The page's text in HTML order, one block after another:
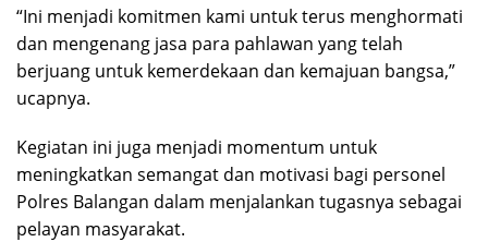
“Ini menjadi komitmen kami untuk terus menghormati
dan mengenang jasa para pahlawan yang telah
berjuang untuk kemerdekaan dan kemajuan bangsa,”
ucapnya.
Kegiatan ini juga menjadi momentum untuk
meningkatkan semangat dan motivasi bagi personel
Polres Balangan dalam menjalankan tugasnya sebagai
pelayan masyarakat.